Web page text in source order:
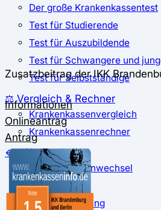
Der große Krankenkassentest
Test für Studierende
Test für Auszubildende
Test für Schwangere und
Test für Selbstständige
⚖️ Vergleich & Rechner
Krankenkassenvergleich
Krankenkassenrechner
↔ Wechsel
Krankenkassenwechsel
Kündigung
Musterkündigung
Zusatzbeitrag der IKK
Informationen
Onlineantrag
Antrag